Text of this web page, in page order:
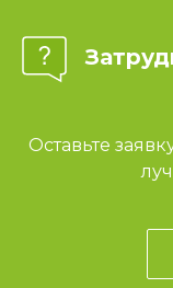
Оставьте